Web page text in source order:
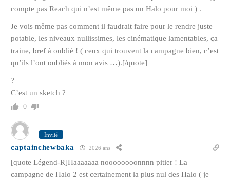
compte pas Reach qui n’est même pas un Halo pour moi ) .
Je vois même pas comment il faudrait faire pour le rendre juste
potable, les niveaux nullissimes, les cinématique lamentables, ça
traine, bref à oublié ! ( ceux qui trouvent la campagne bien, c’est
qu’ils l’ont oubliés à mon avis …).[/quote]
?
C’est un sketch ?
0
Invité
captainchewbaka 2026 ans
[quote Légend-R]Haaaaaaa noooooooonnnn pitier ! La
campagne de Halo 2 est certainement la plus nul des Halo ( je